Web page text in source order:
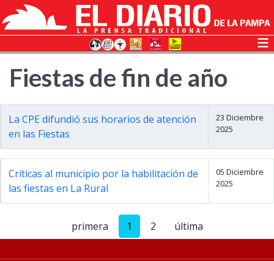
Fiestas de fin de año
La CPE difundió sus horarios de atención
en las Fiestas
23 Diciembre
2025
Críticas al municipio por la habilitación de
las fiestas en La Rural
05 Diciembre
2025
primera 1 2 última